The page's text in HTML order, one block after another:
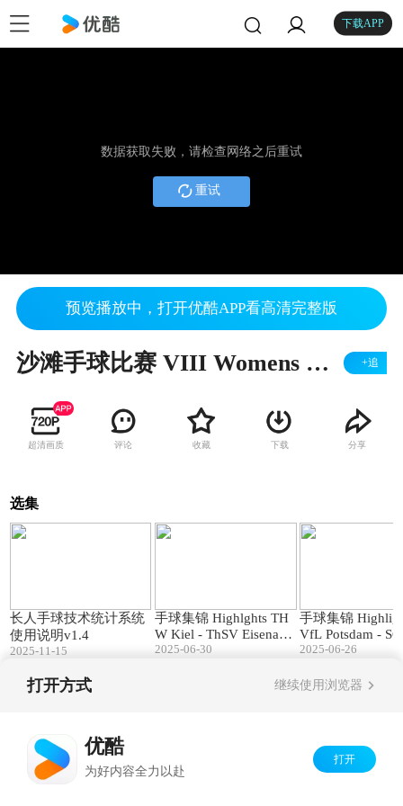
下载APP
数据获取失败，请检查网络之后重试
重试
预览播放中，打开优酷APP看高清完整版
沙滩手球比赛 VIII Womens Beach handball world championship VIE VS DEN +追
超清画质 评论 收藏 下载 分享
选集
长人手球技术统计系统
使用说明v1.4
2025-11-15
手球集锦 Highlghts TH
W Kiel - ThSV Eisenach
(Saison 202425) DAIKI
2025-06-30
手球集锦
VfL Potsdam -
burg Handewitt
2025-06-26
打开方式 继续使用浏览器
优酷
为好内容全力以赴
打开